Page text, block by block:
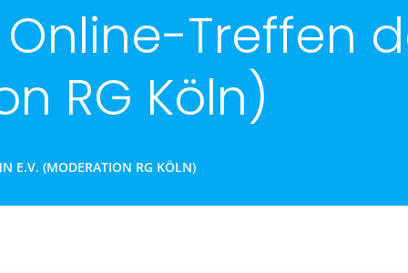
Treffen
RG Köln)
E.V. (MODERATION RG KÖLN)